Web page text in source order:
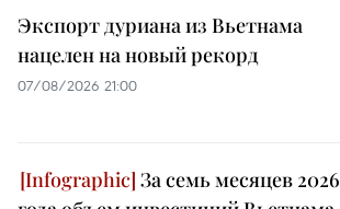
Экспорт дуриана из Вьетнама
нацелен на новый рекорд
07/08/2026 21:00
За семь месяцев 2026